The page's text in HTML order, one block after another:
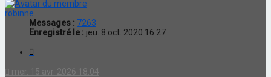
robinne
Messages : 7263
Enregistré le : jeu. 8 oct. 2020 16:27
mer. 15 avr. 2026 18:04